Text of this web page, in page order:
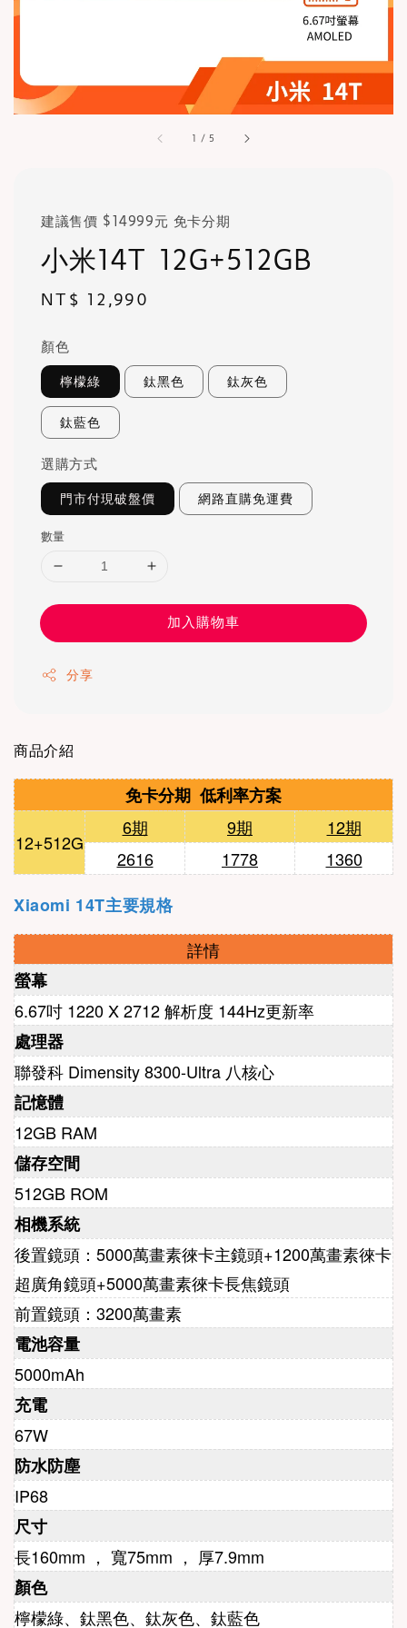
1 /5
建議售價 $14999元 免卡分期
小米14T 12G+512GB
Regular
NT$ 12,990
顏色
檸檬綠 鈦黑色 鈦灰色
鈦藍色
選購方式
門市付現破盤價 網路直購免運費
數量
加入購物車
分享
商品介紹
免卡分期 低利率方案
12+512G
6期 9期
12期
2616
1778
1360
Xiaomi 14T主要規格
詳情
螢幕
6.67吋 1220 X 2712 解析度 144Hz更新率
處理器
聯發科 Dimensity 8300-Ultra 八核心
記憶體
12GB RAM
儲存空間
512GB ROM
相機系統
後置鏡頭：5000萬畫素徠卡主鏡頭+1200萬畫素徠卡
超廣角鏡頭+5000萬畫素徠卡長焦鏡頭
前置鏡頭：3200萬畫素
電池容量
5000mAh
充電
67W
防水防塵
IP68
尺寸
長160mm ， 寬75mm ， 厚7.9mm
顏色
檸檬綠、鈦黑色、鈦灰色、鈦藍色